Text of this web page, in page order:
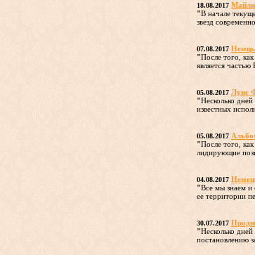
18.08.2017 Майли
"В начале
звезд
07.08.2017 Немцы
"После того,
является частью
05.08.2017 Луис
"Несколько
известных
05.08.2017
"После того,
лидирующие
04.08.2017
"Все мы знаем и
ее территории
30.07.2017
"Несколько
постановлению